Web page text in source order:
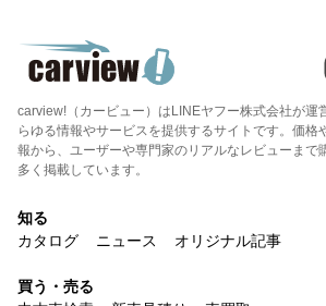
carview!（カービュー）はLINEヤフー株式会社が運
らゆる情報やサービスを提供するサイトです。価格
報から、ユーザーや専門家のリアルなレビューまで
多く掲載しています。
知る
カタログ
ニュース オリジナル記事
買う・売る